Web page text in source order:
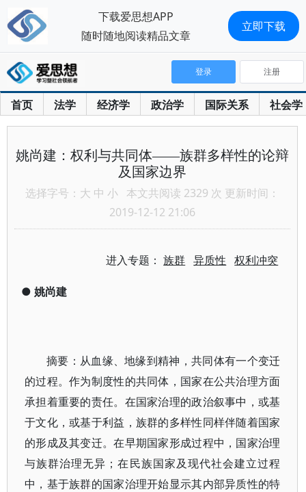
首页 法学 经济学 政治学 国际关系 社会学
登录 注册
姚尚建：权利与共同体——族群多样性的论辩
及国家边界
选择字号： 大 中 小 本文共阅读 2329 次 更新时间：
2019-12-12 21:06
进入专题：族群 异质性 权利冲突
● 姚尚建
摘要：从血缘、地缘到精神，共同体有一个变迁
的过程。作为制度性的共同体，国家在公共治理方面
承担着重要的责任。在国家治理的政治叙事中，或基
于文化，或基于利益，族群的多样性同样伴随着国家
的形成及其变迁。在早期国家形成过程中，国家治理
与族群治理无异；在民族国家及现代社会建立过程
中，基于族群的国家治理开始显示其内部异质性的特
下载爱思想APP
随时随地阅读精品文章
立即下载